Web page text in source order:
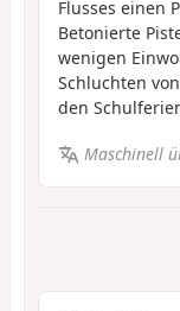
Flusses einen
Betonierte
wenigen
Schluchten
den
Maschinell